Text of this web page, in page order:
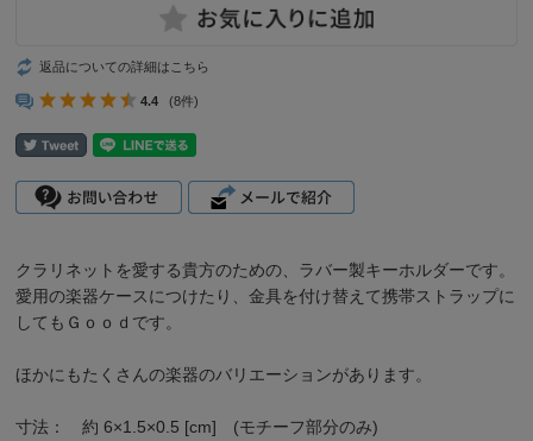
返品についての詳細はこちら
4.4 (8件)
クラリネットを愛する貴方のための、ラバー製キーホルダーです。
愛用の楽器ケースにつけたり、金具を付け替えて携帯ストラップに
してもＧｏｏｄです。
ほかにもたくさんの楽器のバリエーションがあります。
寸法： 約 6×1.5×0.5 [cm] (モチーフ部分のみ)